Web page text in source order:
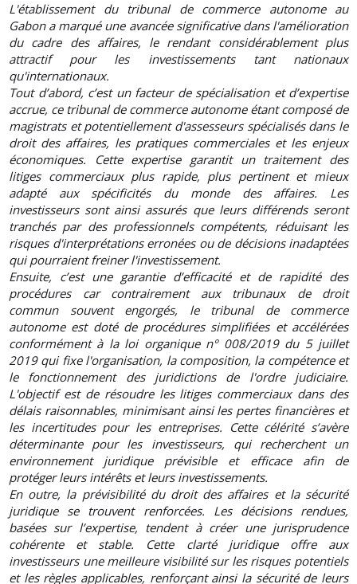
L'établissement du tribunal de commerce autonome au
Gabon a marqué une avancée significative dans l'amélioration
du cadre des affaires, le rendant considérablement plus
attractif pour les investissements tant nationaux
qu'internationaux.
Tout d’abord, c’est un facteur de spécialisation et d’expertise
accrue, ce tribunal de commerce autonome étant composé de
magistrats et potentiellement d'assesseurs spécialisés dans le
droit des affaires, les pratiques commerciales et les enjeux
économiques. Cette expertise garantit un traitement des
litiges commerciaux plus rapide, plus pertinent et mieux
adapté aux spécificités du monde des affaires. Les
investisseurs sont ainsi assurés que leurs différends seront
tranchés par des professionnels compétents, réduisant les
risques d'interprétations erronées ou de décisions inadaptées
qui pourraient freiner l'investissement.
Ensuite, c’est une garantie d’efficacité et de rapidité des
procédures car contrairement aux tribunaux de droit
commun souvent engorgés, le tribunal de commerce
autonome est doté de procédures simplifiées et accélérées
conformément à la loi organique n° 008/2019 du 5 juillet
2019 qui fixe l'organisation, la composition, la compétence et
le fonctionnement des juridictions de l'ordre judiciaire.
L'objectif est de résoudre les litiges commerciaux dans des
délais raisonnables, minimisant ainsi les pertes financières et
les incertitudes pour les entreprises. Cette célérité s’avère
déterminante pour les investisseurs, qui recherchent un
environnement juridique prévisible et efficace afin de
protéger leurs intérêts et leurs investissements.
En outre, la prévisibilité du droit des affaires et la sécurité
juridique se trouvent renforcées. Les décisions rendues,
basées sur l’expertise, tendent à créer une jurisprudence
cohérente et stable. Cette clarté juridique offre aux
investisseurs une meilleure visibilité sur les risques potentiels
et les règles applicables, renforçant ainsi la sécurité de leurs